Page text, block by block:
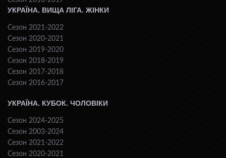
УКРАЇНА. ВИЩА ЛІГА. ЖІНКИ
Сезон 2021-2022
Сезон 2020-2021
Сезон 2019-2020
Сезон 2018-2019
Сезон 2017-2018
Сезон 2016-2017
УКРАЇНА. КУБОК. ЧОЛОВІКИ
Сезон 2024-2025
Сезон 2003-2024
Сезон 2021-2022
Сезон 2020-2021